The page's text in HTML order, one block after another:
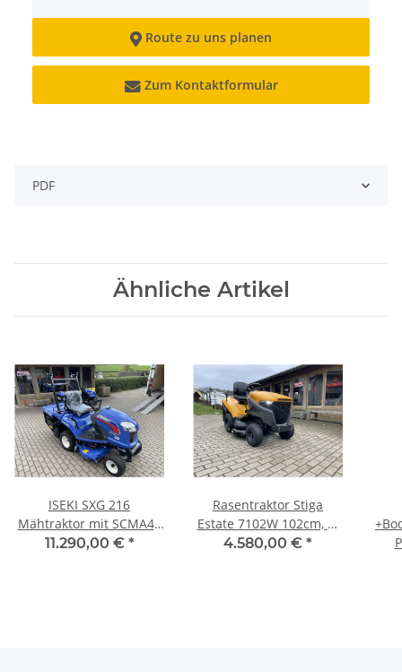
 Route zu uns planen
Zum Kontaktformular
PDF
Ähnliche Artikel
ISEKI SXG 216
Mähtraktor mit SCMA40
102cm Mähwerk und
11.290,00 € *
Rasentraktor Stiga
Estate 7102W 102cm, 2-
Zylinder, 300l. Fangbox,
4.580,00 € *